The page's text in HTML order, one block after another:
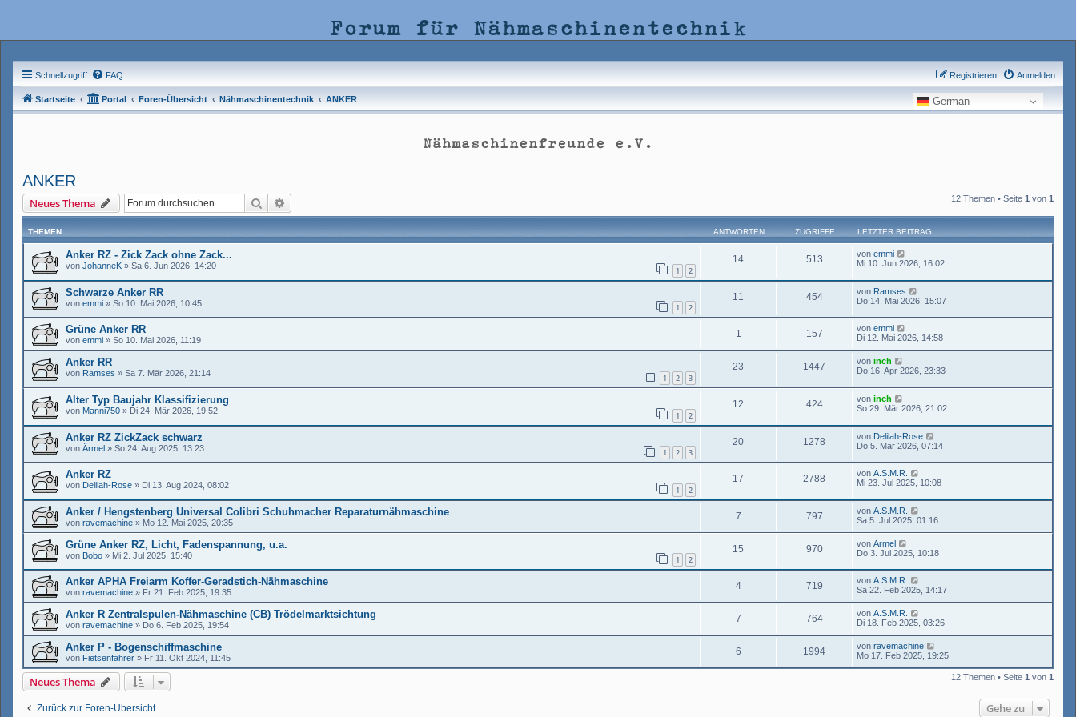
Forum für Nähmaschinentechnik
Schnellzugriff FAQ Anmelden
Registrieren
Startseite Portal Foren-Übersicht Nähmaschinentechnik ANKER German
Nähmaschinenfreunde e.V.
ANKER
Neues Thema Suche 12 Themen • Seite 1 von 1
THEMEN ANTWORTEN ZUGRIFFE LETZTER BEITRAG
Anker RZ - Zick Zack ohne Zack...
von JohanneK » Sa 6. Jun 2026, 14:20 1 2
14 513 von emmi
Mi 10. Jun 2026, 16:02
Schwarze Anker RR
von emmi » So 10. Mai 2026, 10:45 1 2
11 454 von Ramses
Do 14. Mai 2026, 15:07
Grüne Anker RR
von emmi » So 10. Mai 2026, 11:19
1 157 von emmi
Di 12. Mai 2026, 14:58
Anker RR
von Ramses » Sa 7. Mär 2026, 21:14 1 2 3
23 1447 von inch
Do 16. Apr 2026, 23:33
Alter Typ Baujahr Klassifizierung
von Manni750 » Di 24. Mär 2026, 19:52 1 2
12 424 von inch
So 29. Mär 2026, 21:02
Anker RZ ZickZack schwarz
von Ärmel » So 24. Aug 2025, 13:23 1 2 3
20 1278 von Delilah-Rose
Do 5. Mär 2026, 07:14
Anker RZ
von Delilah-Rose » Di 13. Aug 2024, 08:02 1 2
17 2788 von A.S.M.R.
Mi 23. Jul 2025, 10:08
Anker / Hengstenberg Universal Colibri Schuhmacher Reparaturnähmaschine
von ravemachine » Mo 12. Mai 2025, 20:35
7 797 von A.S.M.R.
Sa 5. Jul 2025, 01:16
Grüne Anker RZ, Licht, Fadenspannung, u.a.
von Bobo » Mi 2. Jul 2025, 15:40 1 2
15 970 von Ärmel
Do 3. Jul 2025, 10:18
Anker APHA Freiarm Koffer-Geradstich-Nähmaschine
von ravemachine » Fr 21. Feb 2025, 19:35
4 719 von A.S.M.R.
Sa 22. Feb 2025, 14:17
Anker R Zentralspulen-Nähmaschine (CB) Trödelmarktsichtung
von ravemachine » Do 6. Feb 2025, 19:54
7 764 von A.S.M.R.
Di 18. Feb 2025, 03:26
Anker P - Bogenschiffmaschine
von Fietsenfahrer » Fr 11. Okt 2024, 11:45
6 1994 von ravemachine
Mo 17. Feb 2025, 19:25
Neues Thema 12 Themen • Seite 1 von 1
Zurück zur Foren-Übersicht Gehe zu